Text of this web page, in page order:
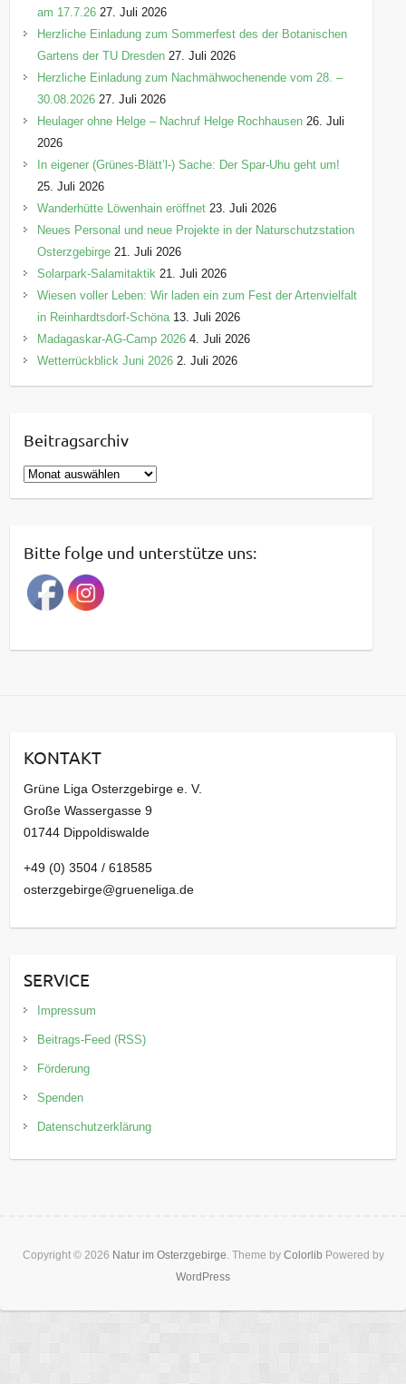
am 17.7.26 27. Juli 2026
Herzliche Einladung zum Sommerfest des der Botanischen
Gartens der TU Dresden 27. Juli 2026
Herzliche Einladung zum Nachmähwochenende vom 28. –
30.08.2026 27. Juli 2026
Heulager ohne Helge – Nachruf Helge Rochhausen 26. Juli
2026
In eigener (Grünes-Blätt’l-) Sache: Der Spar-Uhu geht um!
25. Juli 2026
Wanderhütte Löwenhain eröffnet 23. Juli 2026
Neues Personal und neue Projekte in der Naturschutzstation
Osterzgebirge 21. Juli 2026
Solarpark-Salamitaktik 21. Juli 2026
Wiesen voller Leben: Wir laden ein zum Fest der Artenvielfalt
in Reinhardtsdorf-Schöna 13. Juli 2026
Madagaskar-AG-Camp 2026 4. Juli 2026
Wetterrückblick Juni 2026 2. Juli 2026
Beitragsarchiv
B
e
r
a
g
a
v
Bitte folge und unterstütze uns:
KONTAKT
Grüne Liga Osterzgebirge e. V.
Große Wassergasse 9
01744 Dippoldiswalde
+49 (0) 3504 / 618585
osterzgebirge@grueneliga.de
SERVICE
Impressum
Beitrags-Feed (RSS)
Förderung
Spenden
Datenschutzerklärung
Copyright © 2026 Natur im Osterzgebirge. Theme by Colorlib Powered by
WordPress